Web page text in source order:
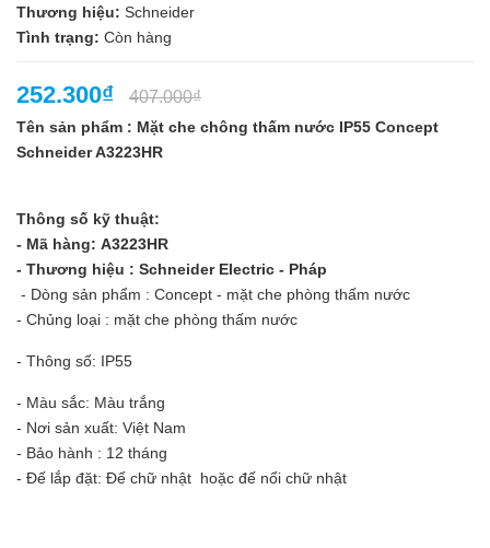
Thương hiệu: Schneider
Tình trạng: Còn hàng
252.300₫ 407.000₫
Tên sản phẩm : Mặt che chông thấm nước IP55 Concept
Schneider A3223HR
Thông số kỹ thuật:
- Mã hàng: A3223HR
- Thương hiệu : Schneider Electric - Pháp
- Dòng sản phẩm : Concept - mặt che phòng thấm nước
- Chủng loại : mặt che phòng thấm nước
- Thông số: IP55
- Màu sắc: Màu trắng
- Nơi sản xuất: Việt Nam
- Bảo hành : 12 tháng
- Đế lắp đặt: Đế chữ nhật hoặc đế nổi chữ nhật